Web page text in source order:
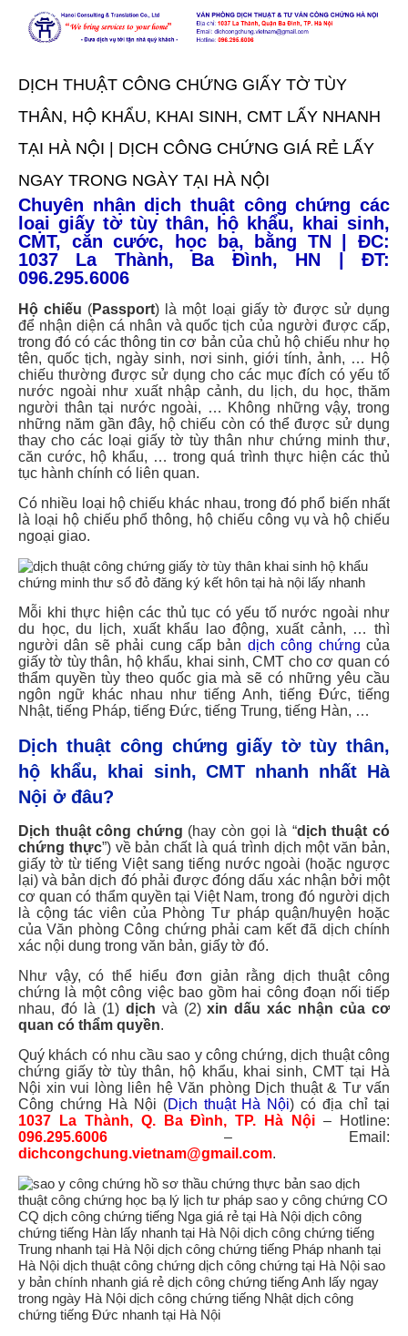
TRANG CHỦ
DỊCH THUẬT CÔNG CHỨNG
BÁO GIÁ
TIN TỨC
LIÊN HỆ
TRANG CHỦ
DỊCH THUẬT CÔNG CHỨNG
DỊCH VỤ KHÁC
Sao y bản chính
Hợp pháp hóa lãnh sự
Dịch thuật chuyên ngành
BÁO GIÁ
TIN TỨC
DỊCH THUẬT CÔNG CHỨNG GIẤY TỜ TÙY
THÂN, HỘ KHẨU, KHAI SINH, CMT LẤY NHANH
TẠI HÀ NỘI | DỊCH CÔNG CHỨNG GIÁ RẺ LẤY
NGAY TRONG NGÀY TẠI HÀ NỘI
Chuyên nhận dịch thuật công chứng các
loại giấy tờ tùy thân, hộ khẩu, khai sinh,
CMT, căn cước, học bạ, bằng TN | ĐC:
1037 La Thành, Ba Đình, HN | ĐT:
096.295.6006
Hộ chiếu (Passport) là một loại giấy tờ được sử dụng
để nhận diện cá nhân và quốc tịch của người được cấp,
trong đó có các thông tin cơ bản của chủ hộ chiếu như họ
tên, quốc tịch, ngày sinh, nơi sinh, giới tính, ảnh, … Hộ
chiếu thường được sử dụng cho các mục đích có yếu tố
nước ngoài như xuất nhập cảnh, du lịch, du học, thăm
người thân tại nước ngoài, … Không những vậy, trong
những năm gần đây, hộ chiếu còn có thể được sử dụng
thay cho các loại giấy tờ tùy thân như chứng minh thư,
căn cước, hộ khẩu, … trong quá trình thực hiện các thủ
tục hành chính có liên quan.
Có nhiều loại hộ chiếu khác nhau, trong đó phổ biến nhất
là loại hộ chiếu phổ thông, hộ chiếu công vụ và hộ chiếu
ngoại giao.
Mỗi khi thực hiện các thủ tục có yếu tố nước ngoài như
du học, du lịch, xuất khẩu lao động, xuất cảnh, … thì
người dân sẽ phải cung cấp bản dịch công chứng của
giấy tờ tùy thân, hộ khẩu, khai sinh, CMT cho cơ quan có
thẩm quyền tùy theo quốc gia mà sẽ có những yêu cầu
ngôn ngữ khác nhau như tiếng Anh, tiếng Đức, tiếng
Nhật, tiếng Pháp, tiếng Đức, tiếng Trung, tiếng Hàn, …
Dịch thuật công chứng giấy tờ tùy thân,
hộ khẩu, khai sinh, CMT nhanh nhất Hà
Nội ở đâu?
Dịch thuật công chứng (hay còn gọi là “dịch thuật có
chứng thực”) về bản chất là quá trình dịch một văn bản,
giấy tờ từ tiếng Việt sang tiếng nước ngoài (hoặc ngược
lại) và bản dịch đó phải được đóng dấu xác nhận bởi một
cơ quan có thẩm quyền tại Việt Nam, trong đó người dịch
là cộng tác viên của Phòng Tư pháp quận/huyện hoặc
của Văn phòng Công chứng phải cam kết đã dịch chính
xác nội dung trong văn bản, giấy tờ đó.
Như vậy, có thể hiểu đơn giản rằng dịch thuật công
chứng là một công việc bao gồm hai công đoạn nối tiếp
nhau, đó là (1) dịch và (2)xin dấu xác nhận của cơ
quan có thẩm quyền.
Quý khách có nhu cầu sao y công chứng, dịch thuật công
chứng giấy tờ tùy thân, hộ khẩu, khai sinh, CMT tại Hà
Nội xin vui lòng liên hệ Văn phòng Dịch thuật & Tư vấn
Công chứng Hà Nội (Dịch thuật Hà Nội) có địa chỉ tại
1037 La Thành, Q. Ba Đình, TP. Hà Nội – Hotline:
096.295.6006 – Email:
dichcongchung.vietnam@gmail.com.